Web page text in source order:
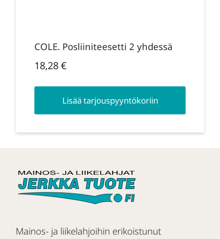
COLE. Posliiniteesetti 2 yhdessä
18,28€
Lisää tarjouspyyntökoriin
Mainos- ja liikelahjoihin erikoistunut